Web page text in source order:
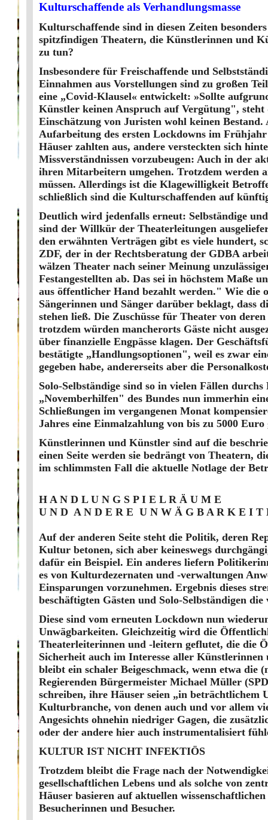
Kulturschaffende als Verhandlungsmasse
Kulturschaffende sind in diesen Zeiten
spitzfindigen Theatern, die Künstlerinnen und
zu tun?
Insbesondere für Freischaffende und
Einnahmen aus Vorstellungen sind zu großen
eine „Covid-Klausel« entwickelt: »Sollte
Künstler keinen Anspruch auf Vergütung",
Einschätzung von Juristen wohl keinen
Aufarbeitung des ersten Lockdowns im Frühjahr
Häuser zahlten aus, andere versteckten sich
Missverständnissen vorzubeugen: Auch in der
ihren Mitarbeitern umgehen. Trotzdem werden
müssen. Allerdings ist die Klagewilligkeit
schließlich sind die Kulturschaffenden auf
Deutlich wird jedenfalls erneut: Selbständige
sind der Willkür der Theaterleitungen
den erwähnten Verträgen gibt es viele hundert,
ZDF, der in der Rechtsberatung der GDBA
wälzen Theater nach seiner Meinung
Festangestellten ab. Das sei in höchstem Maße
aus öffentlicher Hand bezahlt werden." Wie die
Sängerinnen und Sänger darüber beklagt,
stehen ließ. Die Zuschüsse für Theater von
trotzdem würden mancherorts Gäste nicht
über finanzielle Engpässe klagen. Der
bestätigte „Handlungsoptionen", weil es zwar
gegeben habe, andererseits aber die
Solo-Selbständige sind so in vielen Fällen
„Novemberhilfen" des Bundes nun immerhin
Schließungen im vergangenen Monat
Jahres eine Einmalzahlung von bis zu 5000 Euro
Künstlerinnen und Künstler sind auf die
einen Seite werden sie bedrängt von Theatern,
im schlimmsten Fall die aktuelle Notlage der
H A N D L U N G S P I E L R Ä U M E
U N D A N D E R E U N W Ä G B A R K E I T
Auf der anderen Seite steht die Politik, deren
Kultur betonen, sich aber keineswegs
dafür ein Beispiel. Ein anderes liefern
es von Kulturdezernaten und -verwaltungen
Einsparungen vorzunehmen. Ergebnis dieses
beschäftigten Gästen und Solo-Selbständigen
Diese sind vom erneuten Lockdown nun
Unwägbarkeiten. Gleichzeitig wird die
Theaterleiterinnen und -leitern geflutet, die die
Sicherheit auch im Interesse aller
bleibt ein schaler Beige­schmack, wenn etwa
Regierenden Bürgermeister Michael Müller
schreiben, ihre Häuser seien „in
Kulturbranche, von denen auch und vor allem
Angesichts ohnehin niedriger Gagen, die
oder der andere hier auch instrumentalisiert
KULTUR IST NICHT INFEKTIÖS
Trotzdem bleibt die Frage nach der
gesellschaftlichen Lebens und als solche von
Häuser basieren auf aktuellen
Besucherinnen und Besucher.